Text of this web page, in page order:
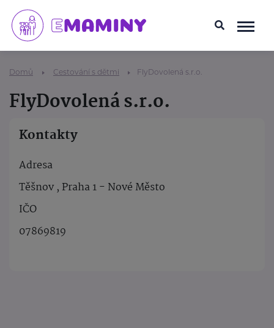
Domů Cestování s dětmi FlyDovolená s.r.o.
FlyDovolená s.r.o.
Kontakty
Adresa
Těšnov , Praha 1 - Nové Město
IČO
07869819